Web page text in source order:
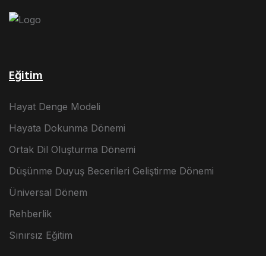
Eğitim
Hayat Denge Modeli
Hayata Dokunma Dönemi
Ortak Dil Oluşturma Dönemi
Düşünme Duyuş Becerileri Geliştirme Dönemi
Üniversal Dönem
Rehberlik
Sınırsız Eğitim